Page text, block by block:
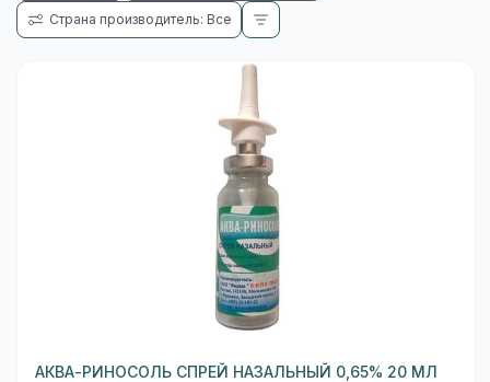
Страна производитель: Все
АКВА-РИНОСОЛЬ СПРЕЙ НАЗАЛЬНЫЙ 0,65% 20 МЛ